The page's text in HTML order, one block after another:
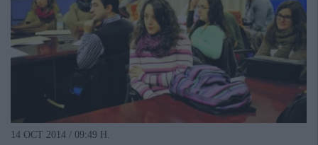
14 OCT 2014 / 09:49 H.